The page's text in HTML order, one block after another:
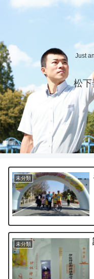
Just
松下
未分類
未分類